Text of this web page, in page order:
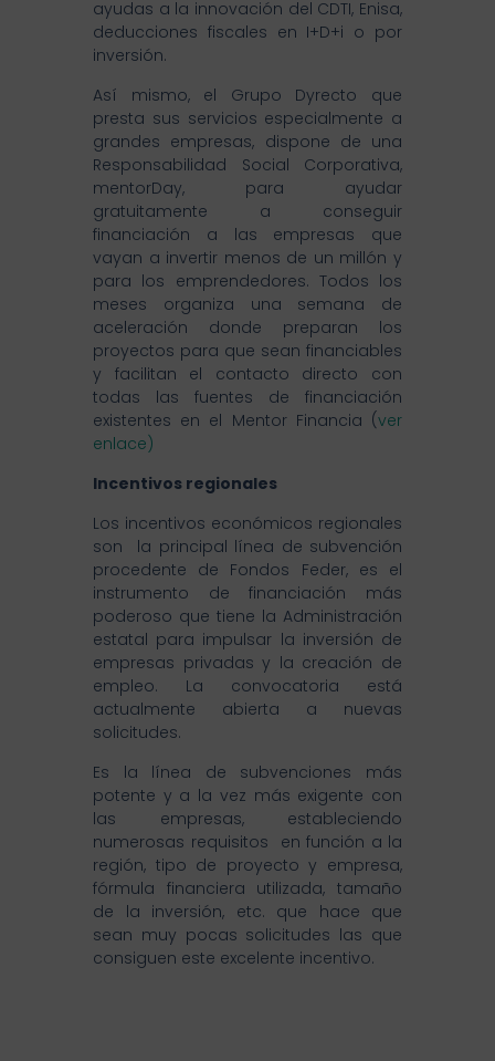
ayudas a la innovación del CDTI, Enisa,
deducciones fiscales en I+D+i o por
inversión.
Así mismo, el Grupo Dyrecto que
presta sus servicios especialmente a
grandes empresas, dispone de una
Responsabilidad Social Corporativa,
mentorDay, para ayudar
gratuitamente a conseguir
financiación a las empresas que
vayan a invertir menos de un millón y
para los emprendedores. Todos los
meses organiza una semana de
aceleración donde preparan los
proyectos para que sean financiables
y facilitan el contacto directo con
todas las fuentes de financiación
existentes en el Mentor Financia (ver
enlace)
Incentivos regionales
Los incentivos económicos regionales
son la principal línea de subvención
procedente de Fondos Feder, es el
instrumento de financiación más
poderoso que tiene la Administración
estatal para impulsar la inversión de
empresas privadas y la creación de
empleo. La convocatoria está
actualmente abierta a nuevas
solicitudes.
Es la línea de subvenciones más
potente y a la vez más exigente con
las empresas, estableciendo
numerosas requisitos en función a la
región, tipo de proyecto y empresa,
fórmula financiera utilizada, tamaño
de la inversión, etc. que hace que
sean muy pocas solicitudes las que
consiguen este excelente incentivo.